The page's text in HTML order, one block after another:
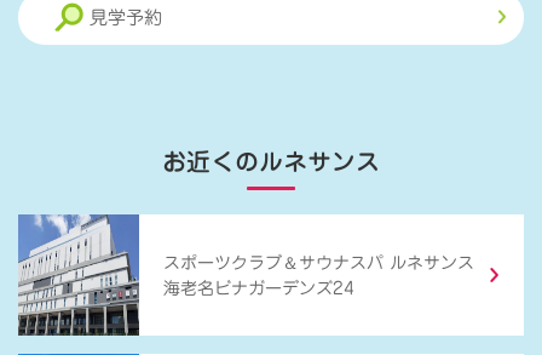
見学予約
お近くのルネサンス
スポーツクラブ ＆ サウナスパ ルネサンス
海老名ビナガーデンズ24